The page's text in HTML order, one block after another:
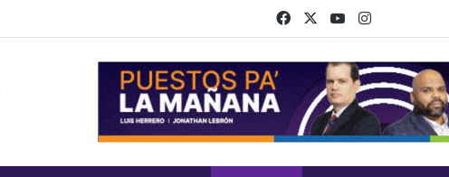
FacebookYouTubeInstagram